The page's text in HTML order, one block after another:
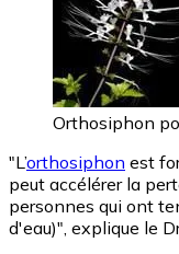
Orthosiphon
"L’orthosiphon est
peut accélérer la
personnes qui ont
d'eau)", explique le